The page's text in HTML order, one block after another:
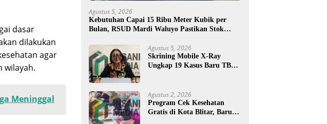
dasar
dilakukan
agar
wilayah.
Meninggal
Agustus 5, 2026
Kebutuhan Capai 15 Ribu Meter Kubik per
Bulan, RSUD Mardi Waluyo Pastikan Stok
Agustus 5, 2026
Skrining Mobile X-Ray
Ungkap 19 Kasus Baru TBC,
Agustus 2, 2026
Program Cek Kesehatan
Gratis di Kota Blitar, Baru